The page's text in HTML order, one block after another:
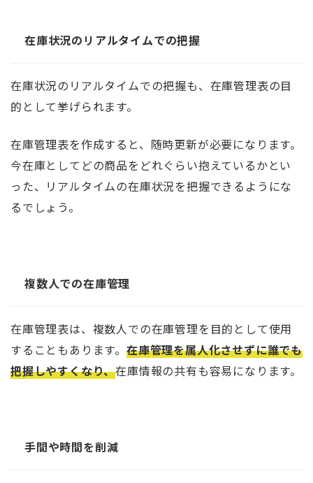
在庫状況のリアルタイムでの把握
在庫状況のリアルタイムでの把握も、在庫管理表の目
的として挙げられます。
在庫管理表を作成すると、随時更新が必要になります。
今在庫としてどの商品をどれぐらい抱えているかとい
った、リアルタイムの在庫状況を把握できるようにな
るでしょう。
複数人での在庫管理
在庫管理表は、複数人での在庫管理を目的として使用
することもあります。 在庫管理を属人化させずに誰でも
把握しやすくなり、在庫情報の共有も容易になります。
手間や時間を削減